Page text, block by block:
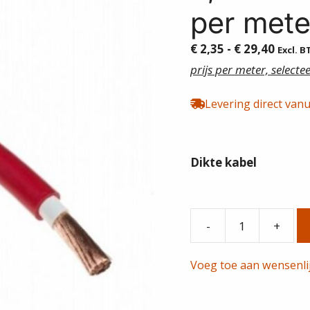
per
€ 2,35 - € 29,40
€ 2,35
€
Excl.
prijs per meter,
Levering direct
Dikte kabel
-
Accukabel
voedingskabel
+
Voeg toe aan